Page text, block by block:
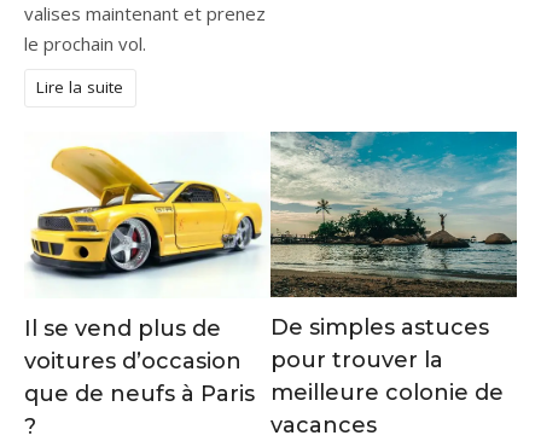
valises maintenant et prenez
le prochain vol.
Lire la suite
Il se vend plus de
voitures d’occasion
que de neufs à Paris
?
De simples astuces
pour trouver la
meilleure colonie de
vacances